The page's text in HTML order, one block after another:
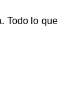
Todo lo que